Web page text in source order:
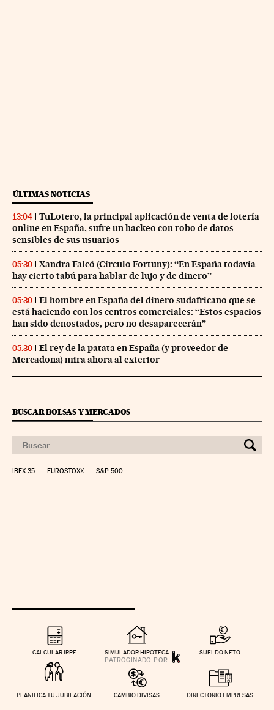
ÚLTIMAS NOTICIAS
13:04
TuLotero, la principal aplicación de venta de lotería
online en España, sufre un hackeo con robo de datos
sensibles de sus usuarios
05:30
Xandra Falcó (Círculo Fortuny): “En España todavía
hay cierto tabú para hablar de lujo y de dinero”
05:30
El hombre en España del dinero sudafricano que se
está haciendo con los centros comerciales: “Estos espacios
han sido denostados, pero no desaparecerán”
05:30
El rey de la patata en España (y proveedor de
Mercadona) mira ahora al exterior
BUSCAR BOLSAS Y MERCADOS
IBEX 35 EUROSTOXX S&P 500
CALCULAR IRPF SIMULADOR HIPOTECA SUELDO NETO
PLANIFICA TU JUBILACIÓN CAMBIO DIVISAS DIRECTORIO EMPRESAS